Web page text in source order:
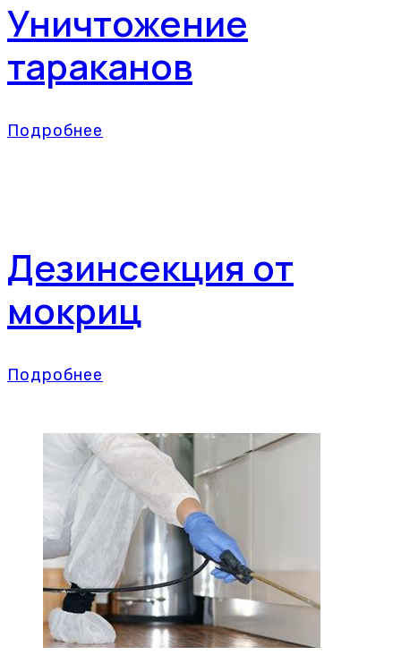
Уничтожение
тараканов
Подробнее
Дезинсекция от
мокриц
Подробнее